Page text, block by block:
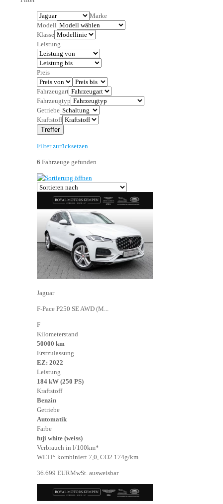
Marke
Modell
Klasse
Leistung
Preis
Fahrzeugart
Fahrzeugtyp
Getriebe
Kraftstoff
Treffer
Filter zurücksetzen
6 Fahrzeuge gefunden
Jaguar
F-Pace P250 SE AWD (M...
F
Kilometerstand
50000 km
Erstzulassung
EZ: 2022
Leistung
184 kW (250 PS)
Kraftstoff
Benzin
Getriebe
Automatik
Farbe
fuji white (weiss)
Verbrauch in l/100km*
WLTP: kombiniert 7,0, CO2 174g/km
36.699 EURMwSt. ausweisbar